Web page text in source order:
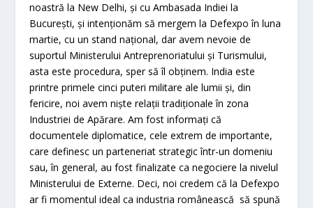
noastră la New Delhi, și cu Ambasada Indiei la
București, și intenționăm să mergem la Defexpo în luna
martie, cu un stand național, dar avem nevoie de
suportul Ministerului Antreprenoriatului și Turismului,
asta este procedura, sper să îl obținem. India este
printre primele cinci puteri militare ale lumii și, din
fericire, noi avem niște relații tradiționale în zona
Industriei de Apărare. Am fost informați că
documentele diplomatice, cele extrem de importante,
care definesc un parteneriat strategic într-un domeniu
sau, în general, au fost finalizate ca negociere la nivelul
Ministerului de Externe. Deci, noi credem că la Defexpo
ar fi momentul ideal ca industria românească să spună